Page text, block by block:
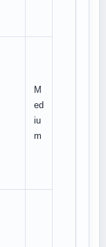
M
ed
iu
m